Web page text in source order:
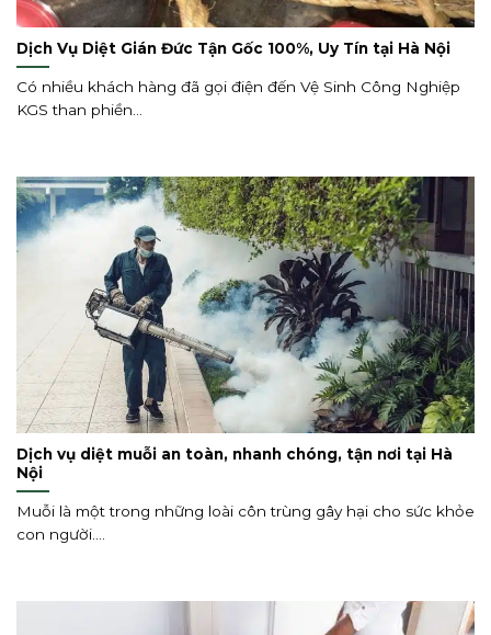
Dịch Vụ Diệt Gián Đức Tận Gốc 100%, Uy Tín tại Hà Nội
Có nhiều khách hàng đã gọi điện đến Vệ Sinh Công Nghiệp
KGS than phiền...
Dịch vụ diệt muỗi an toàn, nhanh chóng, tận nơi tại Hà
Nội
Muỗi là một trong những loài côn trùng gây hại cho sức khỏe
con người....